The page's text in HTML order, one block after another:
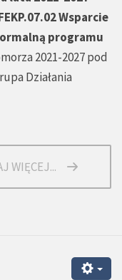
Wsparcie
programu
2021-2027 pod
Działania
WIĘCEJ...